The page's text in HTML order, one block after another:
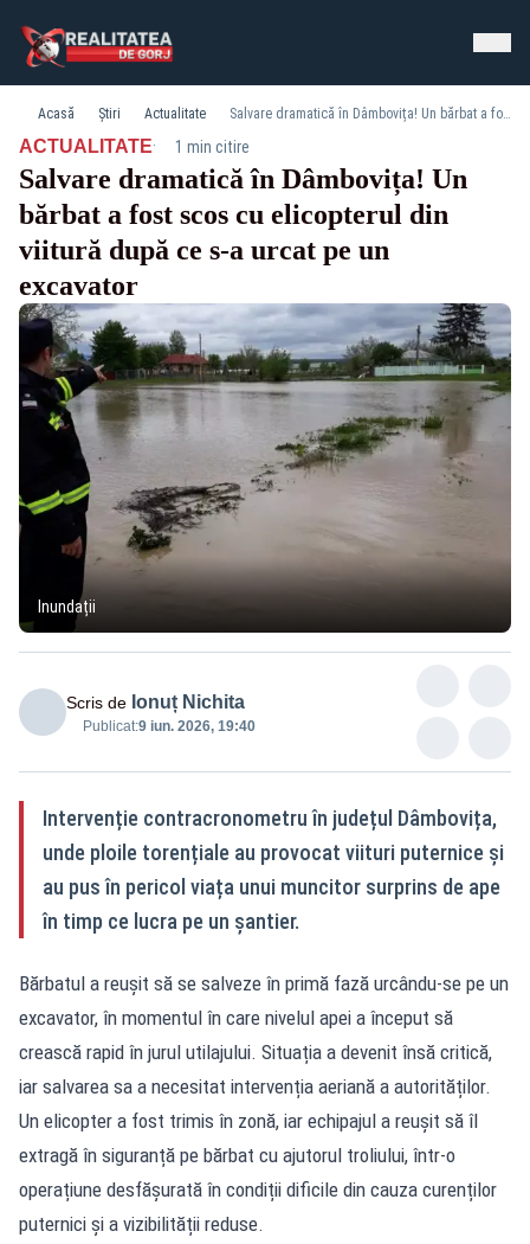
Acasă Știri Actualitate Salvare dramatică în Dâmbovița! Un bărbat a fost scos cu elicopterul din viitură după ce s-a urcat pe un excavator
ACTUALITATE· 1 min citire
Salvare dramatică în Dâmbovița! Un
bărbat a fost scos cu elicopterul din
viitură după ce s-a urcat pe un
excavator
Inundații
Scris de Ionuț Nichita
Publicat:9 iun. 2026, 19:40
Intervenție contracronometru în județul Dâmbovița,
unde ploile torențiale au provocat viituri puternice și
au pus în pericol viața unui muncitor surprins de ape
în timp ce lucra pe un șantier.
Bărbatul a reușit să se salveze în primă fază urcându-se pe un
excavator, în momentul în care nivelul apei a început să
crească rapid în jurul utilajului. Situația a devenit însă critică,
iar salvarea sa a necesitat intervenția aeriană a autorităților.
Un elicopter a fost trimis în zonă, iar echipajul a reușit să îl
extragă în siguranță pe bărbat cu ajutorul troliului, într-o
operațiune desfășurată în condiții dificile din cauza curenților
puternici și a vizibilității reduse.